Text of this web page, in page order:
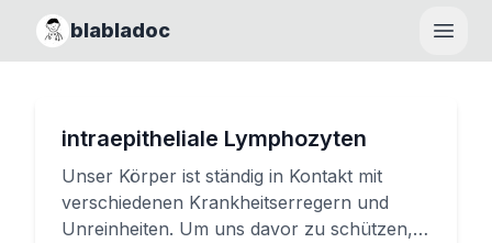
blabladoc
intraepitheliale Lymphozyten
Unser Körper ist ständig in Kontakt mit
verschiedenen Krankheitserregern und
Unreinheiten. Um uns davor zu schützen,